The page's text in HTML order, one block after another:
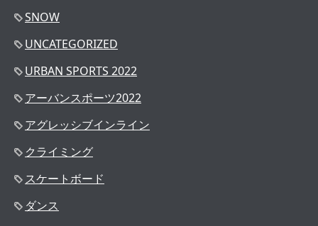
SNOW
UNCATEGORIZED
URBAN SPORTS 2022
アーバンスポーツ2022
アグレッシブインライン
クライミング
スケートボード
ダンス